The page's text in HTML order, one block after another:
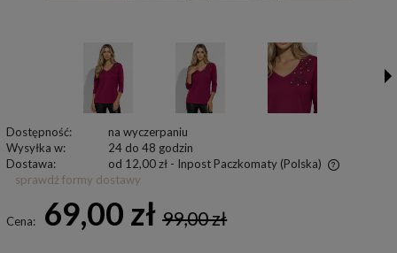
Dostępność:
na wyczerpaniu
Wysyłka w:
24 do 48 godzin
Dostawa:
od 12,00 zł - Inpost Paczkomaty (Polska)
Cena nie zawiera ewentualnych kosztów płatności
sprawdź formy dostawy
Cena: 69,00 zł 99,00 zł